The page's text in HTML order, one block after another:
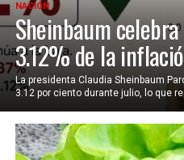
NACIÓN
Sheinbaum
3.12% de la
La presidenta Claudia Sheinbaum
3.12 por ciento durante julio, lo que